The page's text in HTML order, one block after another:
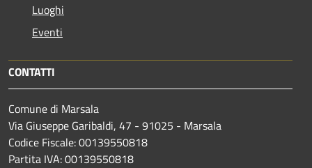
Luoghi
Eventi
CONTATTI
Comune di Marsala
Via Giuseppe Garibaldi, 47 - 91025 - Marsala
Codice Fiscale: 00139550818
Partita IVA: 00139550818